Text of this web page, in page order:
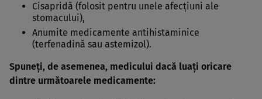
Cisapridă (folosit pentru unele afecţiuni ale
stomacului),
Anumite medicamente antihistaminice
(terfenadină sau astemizol).
Spuneţi, de asemenea, medicului dacă luaţi oricare
dintre următoarele medicamente: